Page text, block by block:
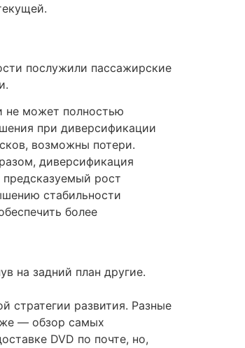
послужили пассажирские
не может полностью
при диверсификации
возможны потери.​
диверсификация
предсказуемый рост
стабильности
более
на задний план другие.
стратегии развития. Разные
— обзор самых
DVD по почте, но,